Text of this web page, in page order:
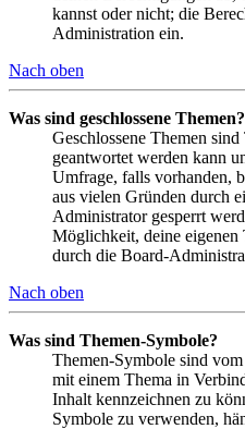
kannst oder nicht; die
Administration ein.
Nach oben
Was sind geschlossene Themen?
Geschlossene Themen
geantwortet werden kann
Umfrage, falls vorhanden,
aus vielen Gründen durch
Administrator gesperrt
Möglichkeit, deine eigenen
durch die Board-
Nach oben
Was sind Themen-Symbole?
Themen-Symbole sind
mit einem Thema in
Inhalt kennzeichnen zu
Symbole zu verwenden,